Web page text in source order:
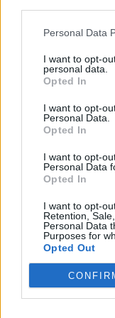
Personal Data
I want to opt-
personal data.
Opted In
I want to opt-
Personal Data.
Opted In
I want to opt-
Personal Data
Opted In
I want to opt-
Retention,
Personal Data
Purposes for
Opted Out
ROMÁN LABDARÚGÓ
Az edzők
az ötödik